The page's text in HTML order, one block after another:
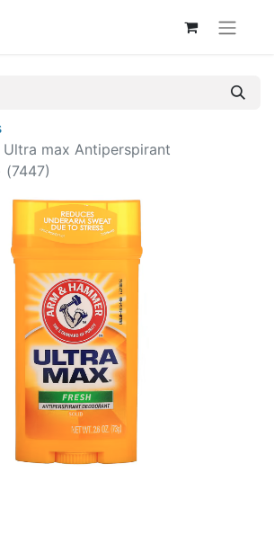
Ultra max Antiperspirant
(7447)